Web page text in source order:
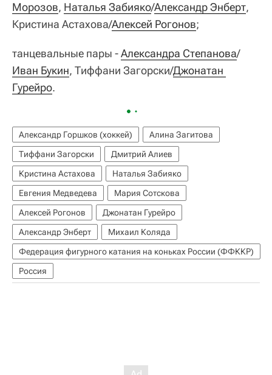
Морозов, Наталья Забияко/Александр Энберт,
Кристина Астахова/Алексей Рогонов;
танцевальные пары -Александра Степанова/
Иван Букин, Тиффани Загорски/Джонатан
Гурейро.
Александр Горшков (хоккей)
Алина Загитова
Тиффани Загорски
Дмитрий Алиев
Кристина Астахова
Наталья Забияко
Евгения Медведева
Мария Сотскова
Алексей Рогонов
Джонатан Гурейро
Александр Энберт
Михаил Коляда
Федерация фигурного катания на коньках России (ФФККР)
Россия